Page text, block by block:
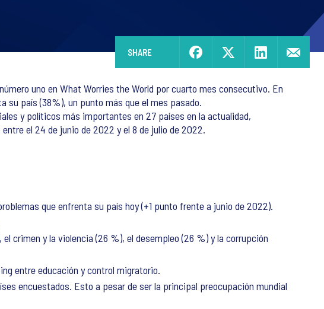
SHARE
uno en What Worries the World por cuarto mes consecutivo. En
su país (38%), un punto más que el mes pasado.
y políticos más importantes en 27 países en la actualidad,
el 24 de junio de 2022 y el 8 de julio de 2022.
que enfrenta su país hoy (+1 punto frente a junio de 2022).
crimen y la violencia (26 %), el desempleo (26 %) y la corrupción
entre educación y control migratorio.
encuestados. Esto a pesar de ser la principal preocupación mundial